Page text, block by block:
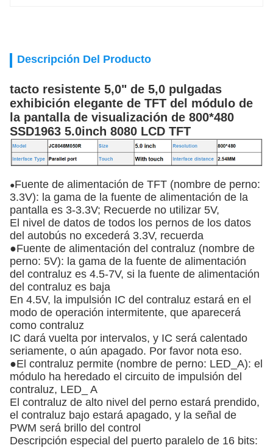
Descripción Del Producto
tacto resistente 5,0" de 5,0 pulgadas
exhibición elegante de TFT del módulo de
la pantalla de visualización de 800*480
SSD1963 5.0inch 8080 LCD TFT
●Fuente de alimentación de TFT (nombre de perno:
3.3V): la gama de la fuente de alimentación de la
pantalla es 3-3.3V; Recuerde no utilizar 5V,
El nivel de datos de todos los pernos de los datos
del autobús no excederá 3.3V, recuerda
●Fuente de alimentación del contraluz (nombre de
perno: 5V): la gama de la fuente de alimentación
del contraluz es 4.5-7V, si la fuente de alimentación
del contraluz es baja
En 4.5V, la impulsión IC del contraluz estará en el
modo de operación intermitente, que aparecerá
como contraluz
IC dará vuelta por intervalos, y IC será calentado
seriamente, o aún apagado. Por favor nota eso.
●El contraluz permite (nombre de perno: LED_A): el
módulo ha heredado el circuito de impulsión del
contraluz, LED_ A
El contraluz de alto nivel del perno estará prendido,
el contraluz bajo estará apagado, y la señal de
PWM será brillo del control
Descripción especial del puerto paralelo de 16 bits: